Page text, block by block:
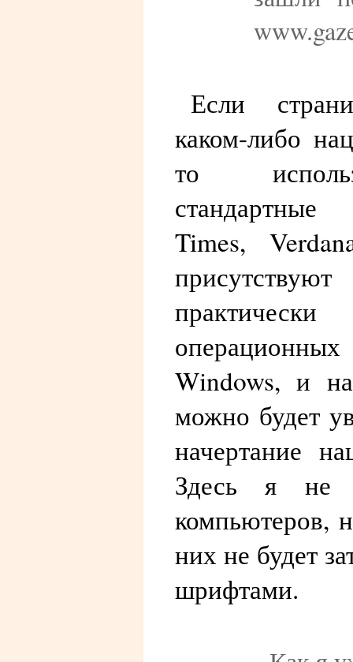
Если
каком-либо
то
Times,
Windows, и
можно будет
начертание
Здесь я не
компьютеров,
них не будет
шрифтами.